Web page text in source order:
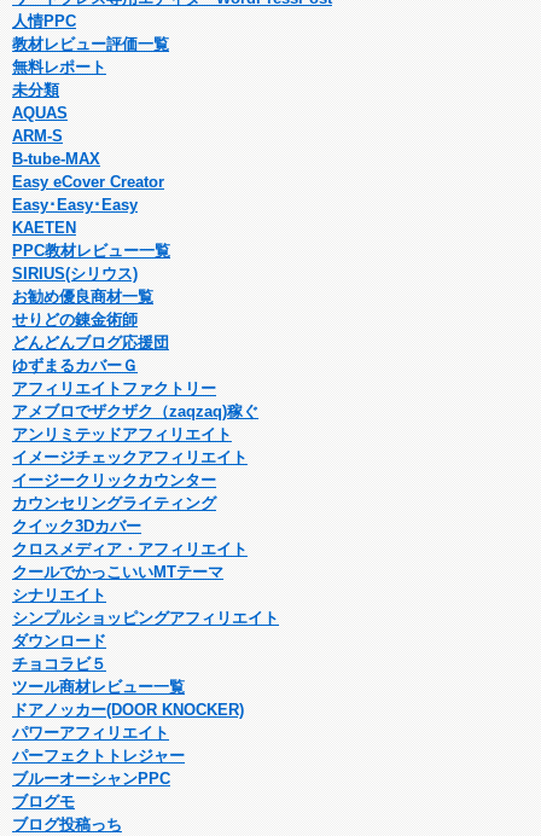
人情PPC
教材レビュー評価一覧
無料レポート
未分類
AQUAS
ARM-S
B-tube-MAX
Easy eCover Creator
Easy･Easy･Easy
KAETEN
PPC教材レビュー一覧
SIRIUS(シリウス)
お勧め優良商材一覧
せりどの錬金術師
どんどんブログ応援団
ゆずまるカバーＧ
アフィリエイトファクトリー
アメブロでザクザク（zaqzaq)稼ぐ
アンリミテッドアフィリエイト
イメージチェックアフィリエイト
イージークリックカウンター
カウンセリングライティング
クイック3Dカバー
クロスメディア・アフィリエイト
クールでかっこいいMTテーマ
シナリエイト
シンプルショッピングアフィリエイト
ダウンロード
チョコラビ５
ツール商材レビュー一覧
ドアノッカー(DOOR KNOCKER)
パワーアフィリエイト
パーフェクトトレジャー
ブルーオーシャンPPC
ブログモ
ブログ投稿っち